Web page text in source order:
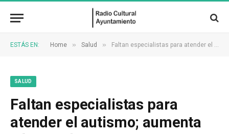
ESTÁS EN: Home » Salud » Faltan especialistas para atender el autismo; aumenta número de casos
SALUD
Faltan especialistas para
atender el autismo; aumenta